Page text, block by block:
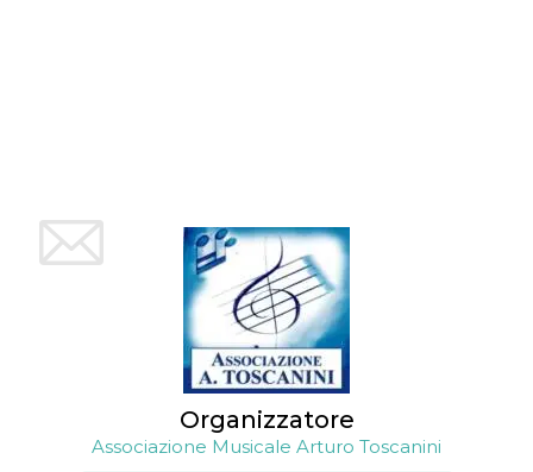
Organizzatore
Associazione Musicale Arturo Toscanini